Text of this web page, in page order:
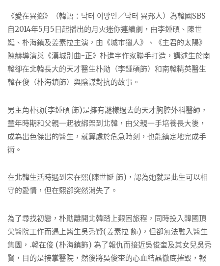
《愛在異鄉》（韓語：닥터 이방인／닥터 異邦人）為韓國SBS
自2014年5月5日起播出的月火迷你連續劇，由李鍾碩、陳世
娫、朴海鎮及姜素拉主演，由《城市獵人》、《主君的太陽》
陳赫導演與《漢城別曲-正》朴進宇作家聯手打造，講述生於南
韓卻在北韓長大的天才醫生朴勛（李鍾碩飾）和南韓精英醫生
韓在俊（朴海鎮飾）與陰謀對抗的故事。
男主角朴勛(李鍾碩 飾)是擁有謎樣過去的天才胸腔外科醫師，
童年時期和父親一起被綁架到北韓，由父親一手培養長大後，
成為出色傑出的醫生，就算處於危急時刻，也能鎮定地完成手
術。
在北韓生活時遇到宋在熙(陳世娫 飾)，認為她就是此生可以相
守的愛情，但在熙卻突然消失了。
為了尋找初戀，朴勛離開北韓踏上艱困旅程，同時投入韓國頂
尖醫院工作而遇上醫生吳秀賢(姜素拉 飾)，但卻無法融入醫生
集團，.韓在俊 (朴海鎮飾) 為了報仇而接近吳俊奎及其女兒吳秀
賢，目的是接掌醫院，然後將吳俊奎的心血結晶徹底摧毀，報